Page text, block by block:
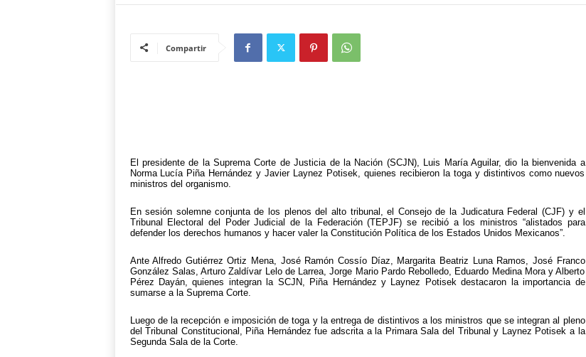
Compartir
El presidente de la Suprema Corte de Justicia de la Nación (SCJN), Luis María Aguilar, dio la bienvenida a
Norma Lucía Piña Hernández y Javier Laynez Potisek, quienes recibieron la toga y distintivos como nuevos
ministros del organismo.
En sesión solemne conjunta de los plenos del alto tribunal, el Consejo de la Judicatura Federal (CJF) y el
Tribunal Electoral del Poder Judicial de la Federación (TEPJF) se recibió a los ministros “alistados para
defender los derechos humanos y hacer valer la Constitución Política de los Estados Unidos Mexicanos”.
Ante Alfredo Gutiérrez Ortiz Mena, José Ramón Cossío Díaz, Margarita Beatriz Luna Ramos, José Franco
González Salas, Arturo Zaldívar Lelo de Larrea, Jorge Mario Pardo Rebolledo, Eduardo Medina Mora y Alberto
Pérez Dayán, quienes integran la SCJN, Piña Hernández y Laynez Potisek destacaron la importancia de
sumarse a la Suprema Corte.
Luego de la recepción e imposición de toga y la entrega de distintivos a los ministros que se integran al pleno
del Tribunal Constitucional, Piña Hernández fue adscrita a la Primara Sala del Tribunal y Laynez Potisek a la
Segunda Sala de la Corte.